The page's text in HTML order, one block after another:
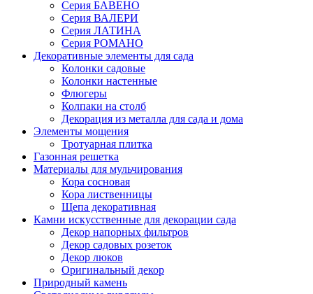
Серия БАВЕНО
Серия ВАЛЕРИ
Серия ЛАТИНА
Серия РОМАНО
Декоративные элементы для сада
Колонки садовые
Колонки настенные
Флюгеры
Колпаки на столб
Декорация из металла для сада и дома
Элементы мощения
Тротуарная плитка
Газонная решетка
Материалы для мульчирования
Кора сосновая
Кора лиственницы
Щепа декоративная
Камни искусственные для декорации сада
Декор напорных фильтров
Декор садовых розеток
Декор люков
Оригинальный декор
Природный камень